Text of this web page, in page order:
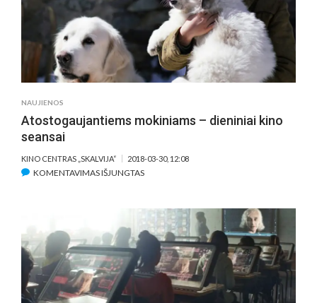
FILMĄ
„IZAOKAS“
PRISTATYS
JURGIS
MATULEVIČIUS
NAUJIENOS
Atostogaujantiems mokiniams – dieniniai kino
seansai
KINO CENTRAS „SKALVIJA“ 2018-03-30, 12:08
KOMENTAVIMAS IŠJUNGTASĮRAŠE
DIENINIAI
KINO
SEANSAI